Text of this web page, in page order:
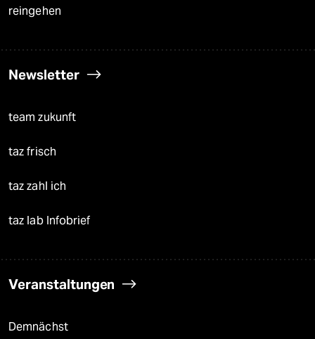
reingehen
Newsletter
team zukunft
taz frisch
taz zahl ich
taz lab Infobrief
Veranstaltungen
Demnächst